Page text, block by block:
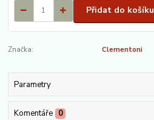
Přidat do košíku
Značka: Clementoni
Parametry
Komentáře 0